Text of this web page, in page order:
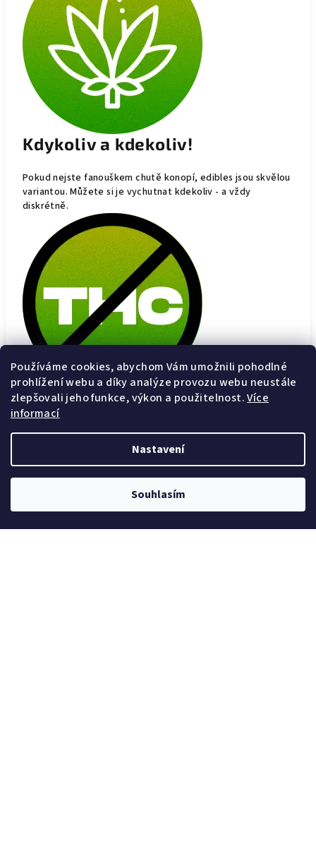
Používáme cookies, abychom Vám umožnili pohodlné
prohlížení webu a díky analýze provozu webu neustále
zlepšovali jeho funkce, výkon a použitelnost.Více
informací
Nastavení
Souhlasím
Kdykoliv a kdekoliv!
Pokud nejste fanouškem chutě konopí, edibles jsou skvělou
variantou. Můžete si je vychutnat kdekoliv - a vždy
diskrétně.
Bez THC!
Naše nové želé neobsahuje žádné stopy THC. Můžete se tak
v klidu vydat do říše snů bez nežádoucích účinků.
Doplňkové parametry
Kategorie:
CBD